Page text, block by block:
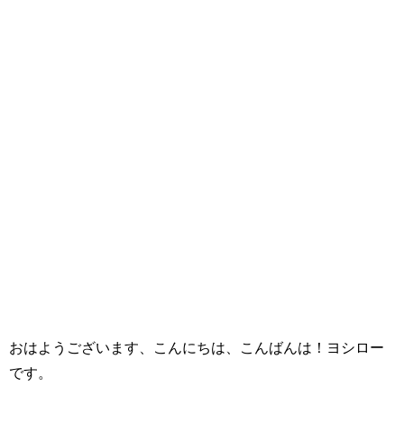
おはようございます、こんにちは、こんばんは！ヨシロー
です。